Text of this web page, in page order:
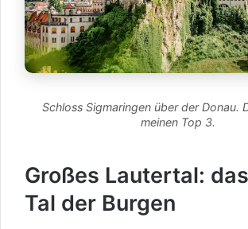
Schloss Sigmaringen über der Donau.
meinen Top 3.
Großes Lautertal:
Tal der Burgen